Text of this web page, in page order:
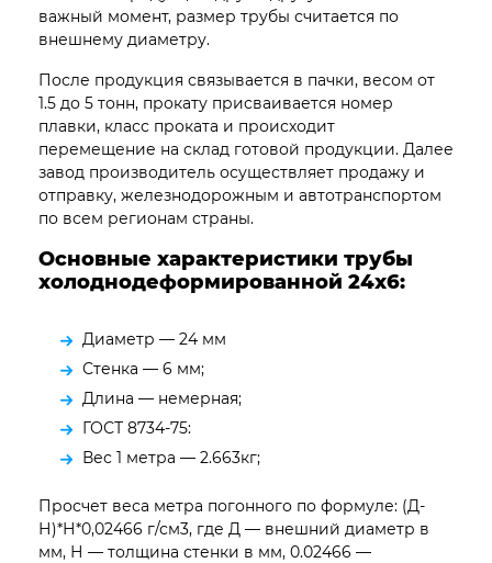
важный момент, размер трубы считается по
внешнему диаметру.
После продукция связывается в пачки, весом от
1.5 до 5 тонн, прокату присваивается номер
плавки, класс проката и происходит
перемещение на склад готовой продукции. Далее
завод производитель осуществляет продажу и
отправку, железнодорожным и автотранспортом
по всем регионам страны.
Основные характеристики трубы
холоднодеформированной 24х6:
Диаметр — 24 мм
Стенка — 6 мм;
Длина — немерная;
ГОСТ 8734-75:
Вес 1 метра — 2.663кг;
Просчет веса метра погонного по формуле: (Д-
Н)*Н*0,02466 г/см3, где Д — внешний диаметр в
мм, Н — толщина стенки в мм, 0.02466 —